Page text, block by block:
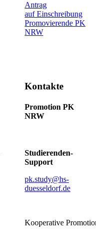
Antrag
auf Einschreibung
Promovierende P​K
NRW
Kontakte
Promotion PK
NRW​
Studierenden-
Support
pk.study@hs-
duesseldorf.de
Kooperative